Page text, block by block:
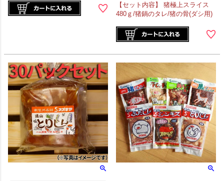
【セット内容】 猪極上スライス
480ｇ/猪鍋のタレ/猪の骨(ダシ用)